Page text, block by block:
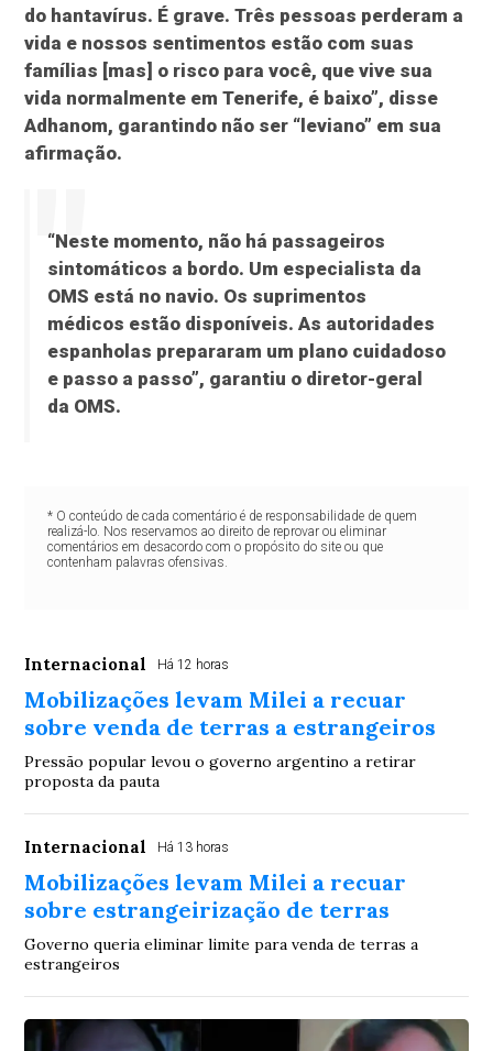
do hantavírus. É grave. Três pessoas perderam a
vida e nossos sentimentos estão com suas
famílias [mas] o risco para você, que vive sua
vida normalmente em Tenerife, é baixo”, disse
Adhanom, garantindo não ser “leviano” em sua
afirmação.
“Neste momento, não há passageiros
sintomáticos a bordo. Um especialista da
OMS está no navio. Os suprimentos
médicos estão disponíveis. As autoridades
espanholas prepararam um plano cuidadoso
e passo a passo”, garantiu o diretor-geral
da OMS.
* O conteúdo de cada comentário é de responsabilidade de quem
realizá-lo. Nos reservamos ao direito de reprovar ou eliminar
comentários em desacordo com o propósito do site ou que
contenham palavras ofensivas.
Internacional Há 12 horas
Mobilizações levam Milei a recuar
sobre venda de terras a estrangeiros
Pressão popular levou o governo argentino a retirar
proposta da pauta
Internacional Há 13 horas
Mobilizações levam Milei a recuar
sobre estrangeirização de terras
Governo queria eliminar limite para venda de terras a
estrangeiros